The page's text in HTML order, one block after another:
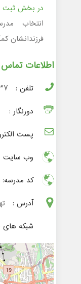
در بخش ثبت
انتخاب
فرزندانشان
اطلاعات
تلفن :
دورنگار :
پست
وب سایت :
کد مدرسه:
آدرس :
شبکه های